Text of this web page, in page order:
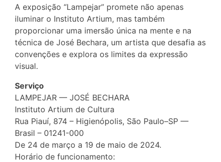
A exposição “Lampejar” promete não apenas
iluminar o Instituto Artium, mas também
proporcionar uma imersão única na mente e na
técnica de José Bechara, um artista que desafia as
convenções e explora os limites da expressão
visual.
Serviço
LAMPEJAR — JOSÉ BECHARA
Instituto Artium de Cultura
Rua Piauí, 874 – Higienópolis, São Paulo–SP —
Brasil – 01241-000
De 24 de março a 19 de maio de 2024.
Horário de funcionamento: